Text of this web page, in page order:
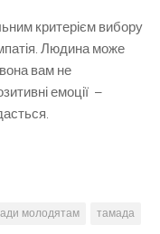
критерієм вибору
Людина може
вам не
емоції –
молодятам
тамада